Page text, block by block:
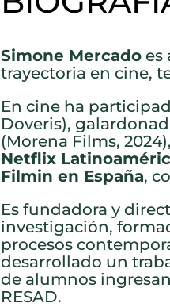
Simone Mercado es
trayectoria en cine,
En cine ha
Doveris),
(Morena Films,
Netflix
Filmin en España,
Es fundadora y
investigación,
procesos
desarrollado un
de alumnos
RESAD.